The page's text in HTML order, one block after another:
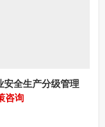
安全生产分级管理
咨询